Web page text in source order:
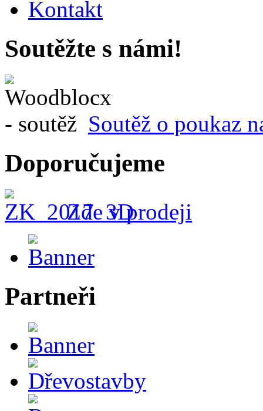
Kontakt
Soutěžte s námi!
Soutěž o poukaz
Doporučujeme
Zde v prodeji
Partneři